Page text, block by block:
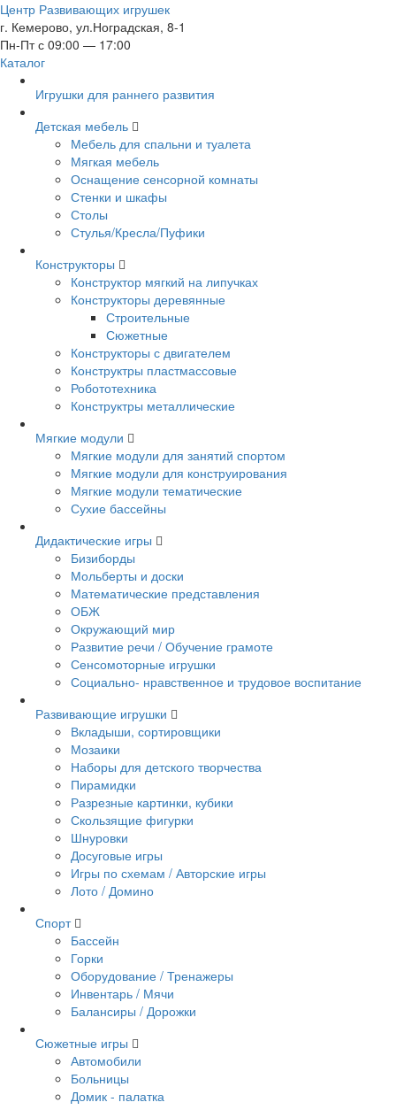
Центр Развивающих игрушек
г. Кемерово, ул.Ноградская, 8-1
Пн-Пт с 09:00 — 17:00
Каталог
Игрушки для раннего развития
Детская мебель
Мебель для спальни и туалета
Мягкая мебель
Оснащение сенсорной комнаты
Стенки и шкафы
Столы
Стулья/Кресла/Пуфики
Конструкторы
Конструктор мягкий на липучках
Конструкторы деревянные
Строительные
Сюжетные
Конструкторы с двигателем
Конструктры пластмассовые
Робототехника
Конструктры металлические
Мягкие модули
Мягкие модули для занятий спортом
Мягкие модули для конструирования
Мягкие модули тематические
Сухие бассейны
Дидактические игры
Бизиборды
Мольберты и доски
Математические представления
ОБЖ
Окружающий мир
Развитие речи / Обучение грамоте
Сенсомоторные игрушки
Социально- нравственное и трудовое воспитание
Развивающие игрушки
Вкладыши, сортировщики
Мозаики
Наборы для детского творчества
Пирамидки
Разрезные картинки, кубики
Скользящие фигурки
Шнуровки
Досуговые игры
Игры по схемам / Авторские игры
Лото / Домино
Спорт
Бассейн
Горки
Оборудование / Тренажеры
Инвентарь / Мячи
Балансиры / Дорожки
Сюжетные игры
Автомобили
Больницы
Домик - палатка